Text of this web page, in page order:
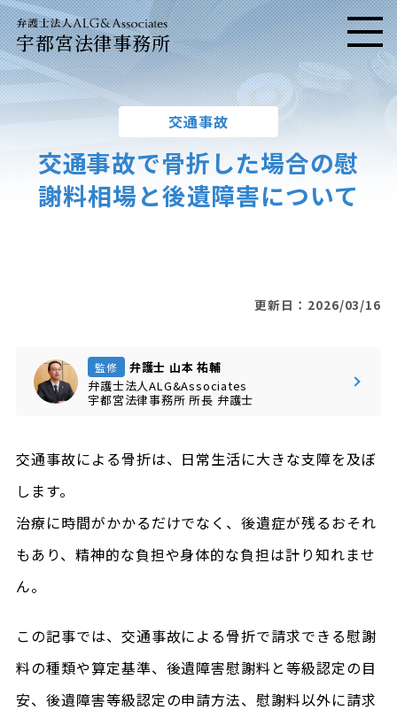
宇都宮法律事務所 メニ
交通事故
交通事故で骨折した場合の慰
謝料相場と後遺障害について
更新日：2026/03/16
監修
弁護士 山本 祐輔
弁護士法人ALG&Associates
宇都宮法律事務所所長 弁護士
交通事故による骨折は、日常生活に大きな支障を及ぼ
します。
治療に時間がかかるだけでなく、後遺症が残るおそれ
もあり、精神的な負担や身体的な負担は計り知れませ
ん。
この記事では、交通事故による骨折で請求できる慰謝
料の種類や算定基準、後遺障害慰謝料と等級認定の目
安、後遺障害等級認定の申請方法、慰謝料以外に請求